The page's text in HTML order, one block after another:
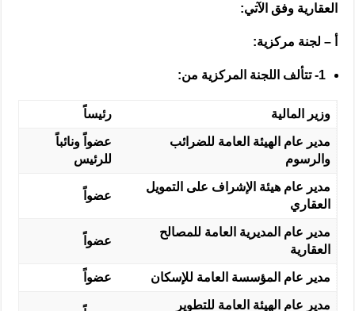
العقارية وفق الآتي:
أ – لجنة مركزية:
1- تتألف اللجنة المركزية من:
وزير المالية رئيساً
مدير عام الهيئة العامة للضرائب
والرسوم
عضواً ونائباً
للرئيس
مدير عام هيئة الإشراف على التمويل
العقاري
عضواً
مدير عام المديرية العامة للمصالح
العقارية
عضواً
مدير عام المؤسسة العامة للإسكان عضواً
مدير عام الهيئة العامة للتطوير